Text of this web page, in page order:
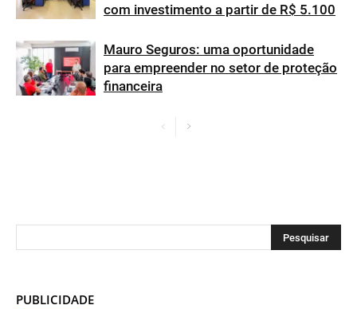
com investimento a partir de R$ 5.100
Mauro Seguros: uma oportunidade
para empreender no setor de proteção
financeira
PUBLICIDADE